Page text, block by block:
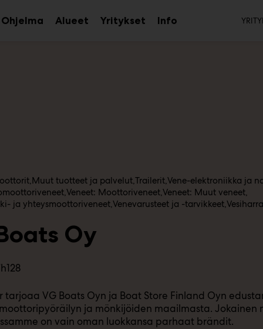
Ohjelma AlueetAvaaYrityksetAvaaInfoAvaa
Muut tuotteet ja palvelut Trailerit Vene-elektroniikka ja
Veneet: Moottoriveneet Veneet: Muut veneet
ja yhteysmoottoriveneet Venevarusteet ja -tarvikkeet
Oy
tarjoaa VG Boats Oyn ja Boat Store Finland Oyn
ja mönkijöiden maailmasta. Jokainen
on vain oman luokkansa parhaat brändit.